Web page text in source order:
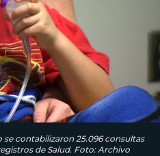
contabilizaron 25.096 consultas
de Salud. Foto: Archivo